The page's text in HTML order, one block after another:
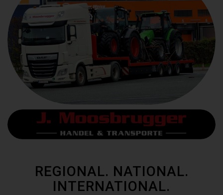
REGIONAL. NATIONAL.
INTERNATIONAL.